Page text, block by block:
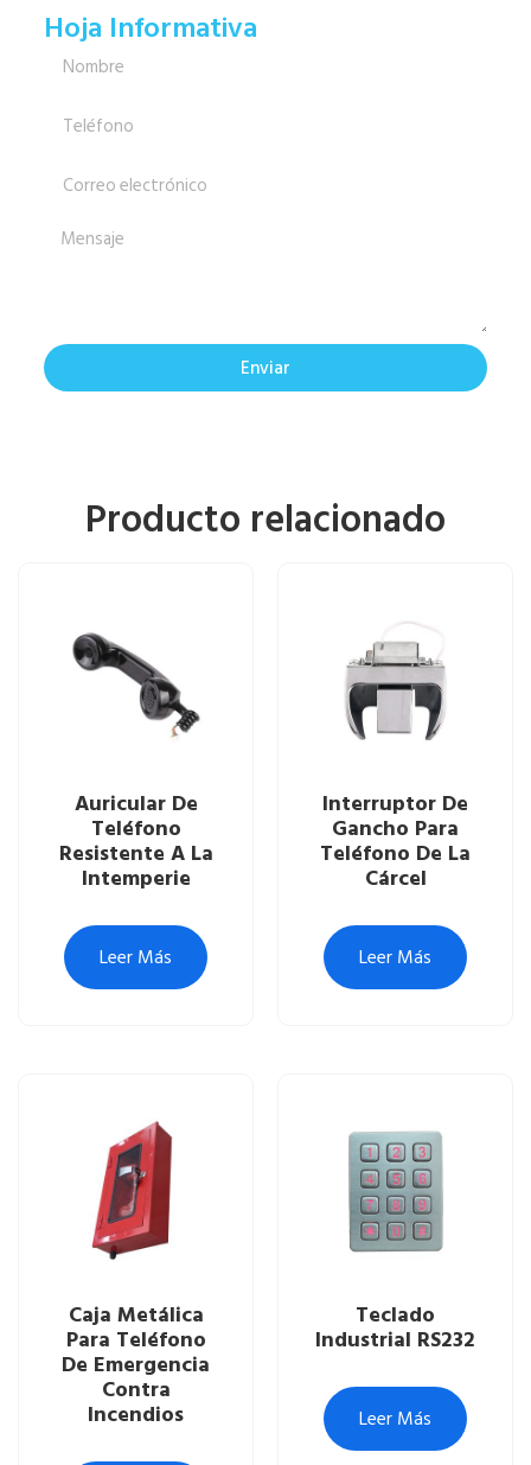
Hoja Informativa
Enviar
Producto relacionado
Auricular De
Teléfono
Resistente A La
Intemperie
Leer Más
Interruptor De
Gancho Para
Teléfono De La
Cárcel
Leer Más
Caja Metálica
Para Teléfono
De Emergencia
Contra
Incendios
Teclado
Industrial RS232
Leer Más